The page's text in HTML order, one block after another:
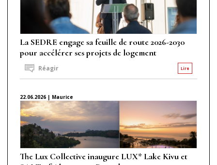
La SEDRE engage sa feuille de route 2026-2030
pour accélérer ses projets de logement
Lire
Réagir
22.06.2026 | Maurice
The Lux Collective inaugure LUX* Lake Kivu et